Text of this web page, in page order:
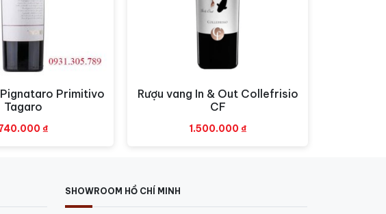
có chén rộng để tăng cường sự tiếp xúc của rượu với
nhanh
Pignataro Primitivo
Tagaro
₫
Xem nhanh
Rượu vang In & Out Collefrisio
CF
1.500.000 ₫
SHOWROOM HỒ CHÍ MINH